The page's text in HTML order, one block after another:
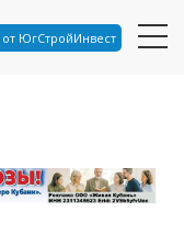
ЮгСтройИнвест